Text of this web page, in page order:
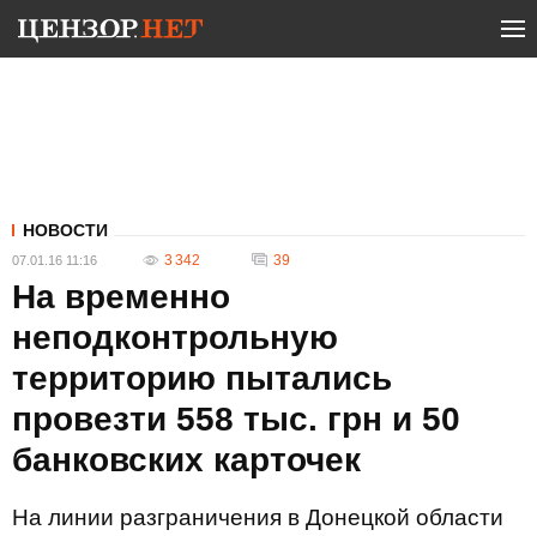
НОВОСТИ
07.01.16 11:16 3 342 39
На временно
неподконтрольную
территорию пытались
провезти 558 тыс. грн и 50
банковских карточек
На линии разграничения в Донецкой области